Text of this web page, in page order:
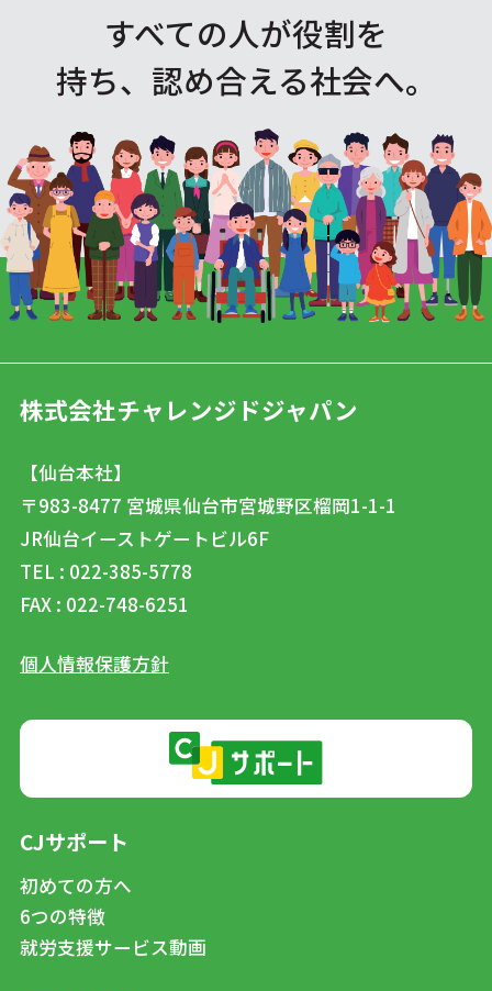
すべての人が役割を
持ち、認め合える社会へ。
株式会社チャレンジドジャパン
【仙台本社】
〒983-8477 宮城県仙台市宮城野区榴岡1-1-1
JR仙台イーストゲートビル6F
TEL : 022-385-5778
FAX : 022-748-6251
個人情報保護方針
CJサポート
初めての方へ
6つの特徴
就労支援サービス動画